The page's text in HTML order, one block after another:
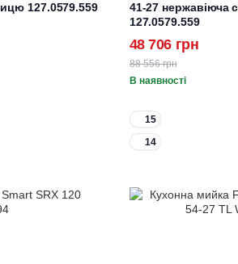
127.0579.559
41-27 нержавіюча
127.0579.559
88 556 грн
48 706 грн
В наявності
15
14